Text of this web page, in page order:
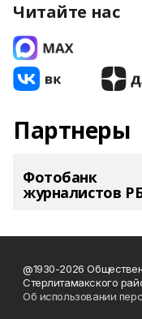
Читайте нас
Партнеры
Фотобанк
журналистов
@1930-2026
Стерлитамакского
Об использовании